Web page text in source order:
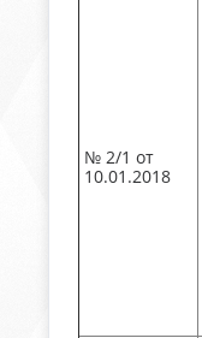
№ 2/1 от
10.01.2018